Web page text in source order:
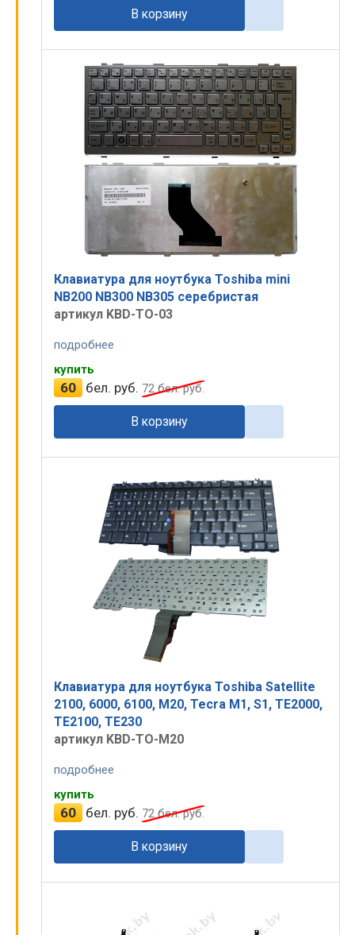
В корзину
Клавиатура для ноутбука Toshiba mini
NB200 NB300 NB305 серебристая
артикул KBD-TO-03
подробнее
купить
60 бел. руб. 72бел. руб.
В корзину
Клавиатура для ноутбука Toshiba Satellite
2100, 6000, 6100, M20, Tecra M1, S1, TE2000,
TE2100, TE230
артикул KBD-TO-M20
подробнее
купить
60 бел. руб. 72бел. руб.
В корзину